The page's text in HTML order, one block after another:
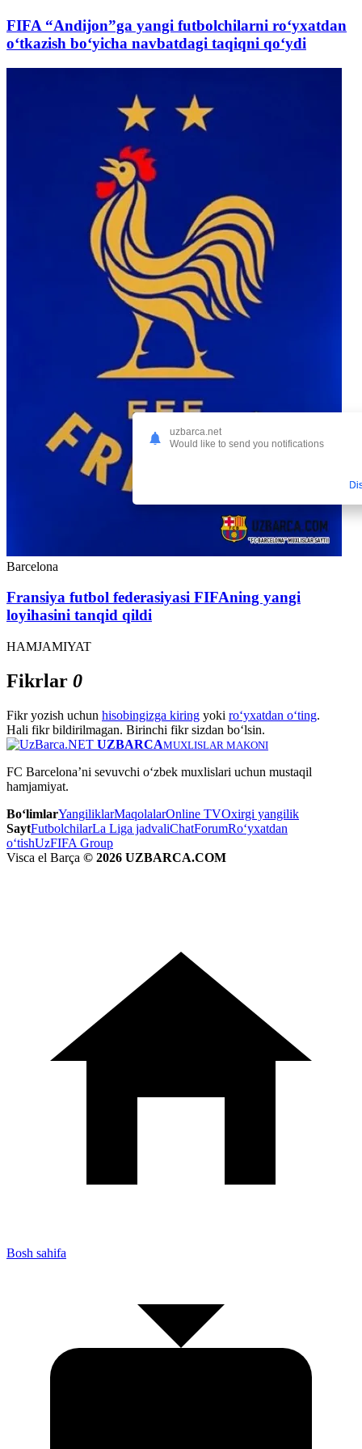
FIFA “Andijon”ga yangi futbolchilarni ro‘yxatdan
o‘tkazish bo‘yicha navbatdagi taqiqni qo‘ydi
Barcelona
Fransiya futbol federasiyasi FIFAning yangi
loyihasini tanqid qildi
HAMJAMIYAT
Fikrlar 0
Fikr yozish uchun hisobingizga kiring yoki ro‘yxatdan o‘ting.
Hali fikr bildirilmagan. Birinchi fikr sizdan bo‘lsin.
UZBARCAMUXLISLAR MAKONI
FC Barcelona’ni sevuvchi o‘zbek muxlislari uchun mustaqil
hamjamiyat.
Bo‘limlarYangiliklarMaqolalarOnline TVOxirgi yangilik
SaytFutbolchilarLa Liga jadvaliChatForumRo‘yxatdan
o‘tishUzFIFA Group
Visca el Barça © 2026 UZBARCA.COM
Bosh sahifa
uzbarca.net
Would like to send you notifications